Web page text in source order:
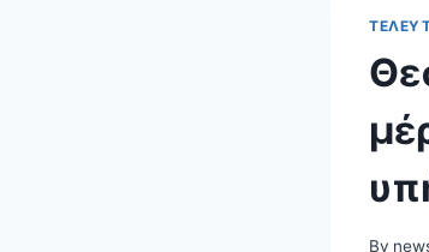
By